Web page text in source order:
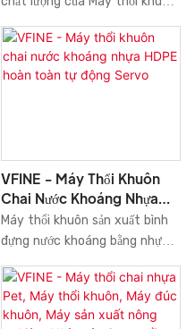
Máy thổi khuôn chai nhựa
HDPE Pet Nhà máy sản xuất
Máy móc Máy móc Máy đúc. Vì
VFINE - Máy Thổi Khuôn
Chai Nước Khoáng Nhựa
HDPE Hoàn Toàn Tự Động
Servo
Máy thổi khuôn sản xuất bình
đựng nước khoáng bằng nhựa
Servo Giá bán Hệ thống đúc
Giá có sự kết hợp của những
cải tiến đột phá. Hơn nữa, các